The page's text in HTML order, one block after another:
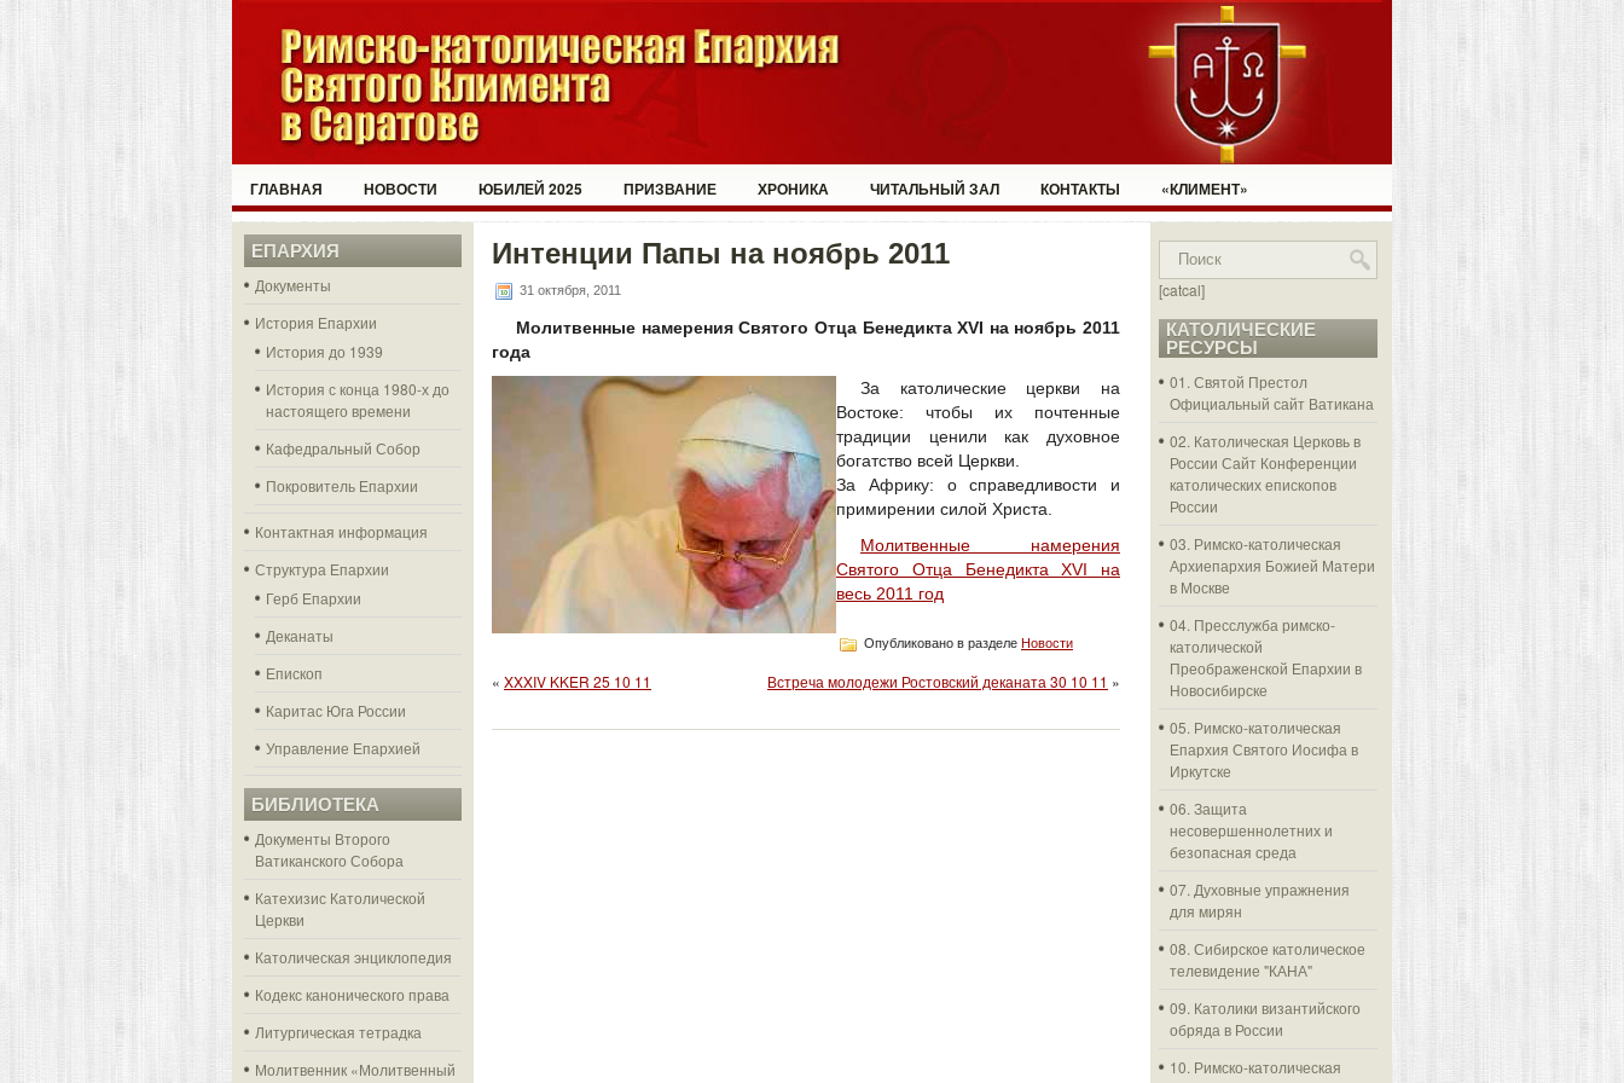
ГЛАВНАЯ НОВОСТИ ЮБИЛЕЙ 2025 ПРИЗВАНИЕ ХРОНИКА ЧИТАЛЬНЫЙ ЗАЛ КОНТАКТЫ «КЛИМЕНТ»
ЕПАРХИЯ
Документы
История Епархии
История до 1939
История с конца 1980-х до
настоящего времени
Кафедральный Собор
Покровитель Епархии
Контактная информация
Структура Епархии
Герб Епархии
Деканаты
Епископ
Каритас Юга России
Управление Епархией
БИБЛИОТЕКА
Документы Второго
Ватиканского Собора
Катехизис Католической
Церкви
Католическая энциклопедия
Кодекс канонического права
Литургическая тетрадка
Молитвенник «Молитвенный
Интенции Папы на ноябрь 2011
31 октября, 2011
Молитвенные намерения Святого Отца Бенедикта XVI на ноябрь 2011
года
За католические церкви на
Востоке: чтобы их почтенные
традиции ценили как духовное
богатство всей Церкви.
За Африку: о справедливости и
примирении силой Христа.
Молитвенные намерения
Святого Отца Бенедикта XVI на
весь 2011 год
Опубликовано в разделе Новости
« XXXIV KKER 25 10 11 Встреча молодежи Ростовский деканата 30 10 11 »
[catcal]
КАТОЛИЧЕСКИЕ
РЕСУРСЫ
01. Святой Престол
Официальный сайт Ватикана
02. Католическая Церковь в
России Сайт Конференции
католических епископов
России
03. Римско-католическая
Архиепархия Божией Матери
в Москве
04. Пресслужба римско-
католической
Преображенской Епархии в
Новосибирске
05. Римско-католическая
Епархия Святого Иосифа в
Иркутске
06. Защита
несовершеннолетних и
безопасная среда
07. Духовные упражнения
для мирян
08. Сибирское католическое
телевидение "КАНА"
09. Католики византийского
обряда в России
10. Римско-католическая